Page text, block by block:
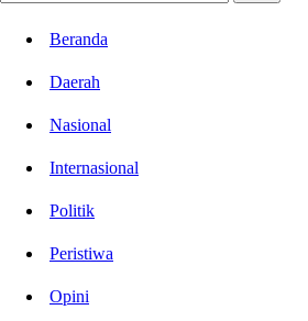
Beranda
Daerah
Nasional
Internasional
Politik
Peristiwa
Opini